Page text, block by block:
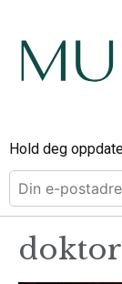
Hold deg